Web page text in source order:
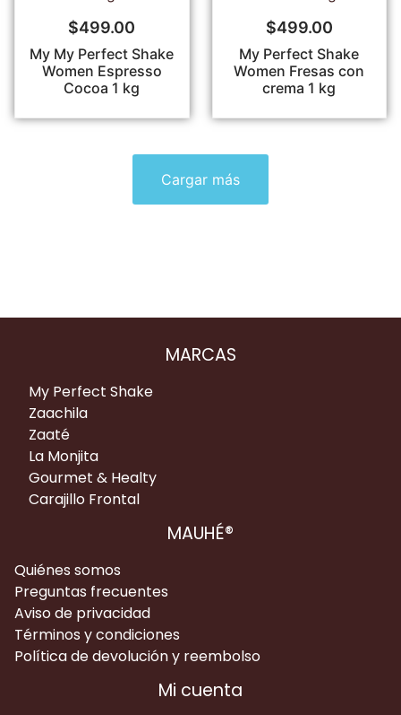
$499.00
My My Perfect Shake
Women Espresso
Cocoa 1 kg
$499.00
My Perfect Shake
Women Fresas con
crema 1 kg
Cargar más
MARCAS
My Perfect Shake
Zaachila
Zaaté
La Monjita
Gourmet & Healty
Carajillo Frontal
MAUHÉ®
Quiénes somos
Preguntas frecuentes
Aviso de privacidad
Términos y condiciones
Política de devolución y reembolso
Mi cuenta